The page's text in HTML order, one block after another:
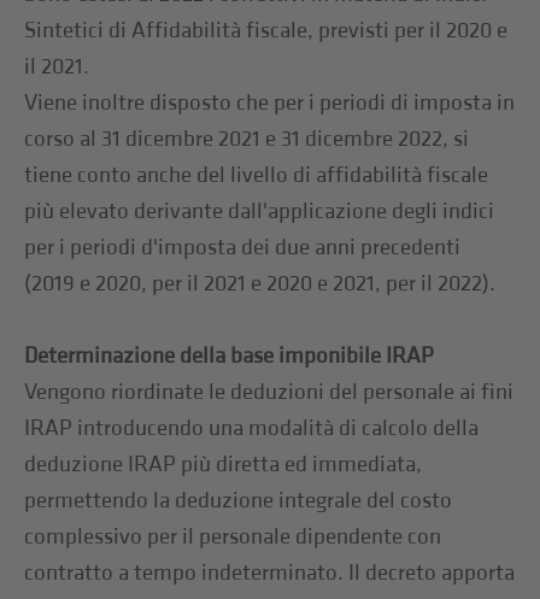
Sintetici di Affidabilità fiscale, previsti per il 2020 e
il 2021.
Viene inoltre disposto che per i periodi di imposta in
corso al 31 dicembre 2021 e 31 dicembre 2022, si
tiene conto anche del livello di affidabilità fiscale
più elevato derivante dall'applicazione degli indici
per i periodi d'imposta dei due anni precedenti
(2019 e 2020, per il 2021 e 2020 e 2021, per il 2022).
Determinazione della base imponibile IRAP
Vengono riordinate le deduzioni del personale ai fini
IRAP introducendo una modalità di calcolo della
deduzione IRAP più diretta ed immediata,
permettendo la deduzione integrale del costo
complessivo per il personale dipendente con
contratto a tempo indeterminato. Il decreto apporta